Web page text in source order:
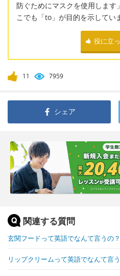
防ぐためにマスクを使用します
こでも「to」が目的を示してい
役に立
11 7959
シェア
関連する質問
玄関フードって英語でなんて言うの？
リップクリームって英語でなんて言